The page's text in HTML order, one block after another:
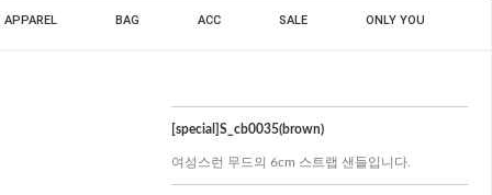
APPAREL BAG ACC SALE ONLY YOU
[special]S_cb0035(brown)
여성스런 무드의 6cm 스트랩 샌들입니다.